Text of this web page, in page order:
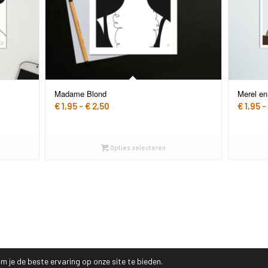
Madame Blond
€1,95 - €2,50Prijsklasse:
€ 2,50
Opties selecteren
Merel
€1,95 -
je de beste ervaring op onze site te bieden.